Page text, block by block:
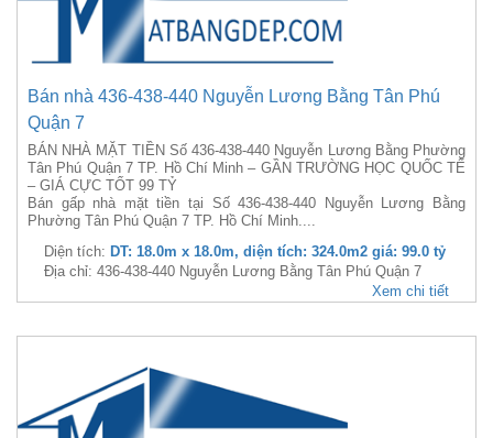
Bán nhà 436-438-440 Nguyễn Lương Bằng Tân Phú
Quận 7
BÁN NHÀ MẶT TIỀN Số 436-438-440 Nguyễn Lương Bằng Phường
Tân Phú Quận 7 TP. Hồ Chí Minh – GẦN TRƯỜNG HỌC QUỐC TẾ
– GIÁ CỰC TỐT 99 TỶ
Bán gấp nhà mặt tiền tại Số 436-438-440 Nguyễn Lương Bằng
Phường Tân Phú Quận 7 TP. Hồ Chí Minh....
Diện tích: DT: 18.0m x 18.0m, diện tích: 324.0m2 giá: 99.0 tỷ
Địa chỉ: 436-438-440 Nguyễn Lương Bằng Tân Phú Quận 7
Xem chi tiết